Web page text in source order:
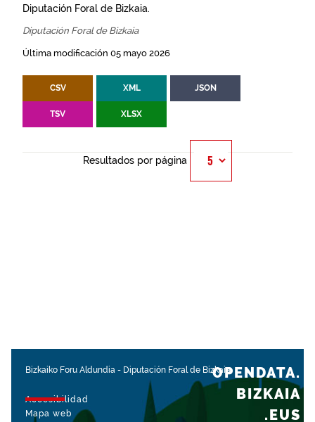
Diputación Foral de Bizkaia.
Diputación Foral de Bizkaia
Última modificación 05 mayo 2026
CSV XML JSON
TSV XLSX
Resultados por página
Bizkaiko Foru Aldundia - Diputación Foral de Bizkaia
Accesibilidad
Mapa web
OPENDATA.
BIZKAIA
.EUS